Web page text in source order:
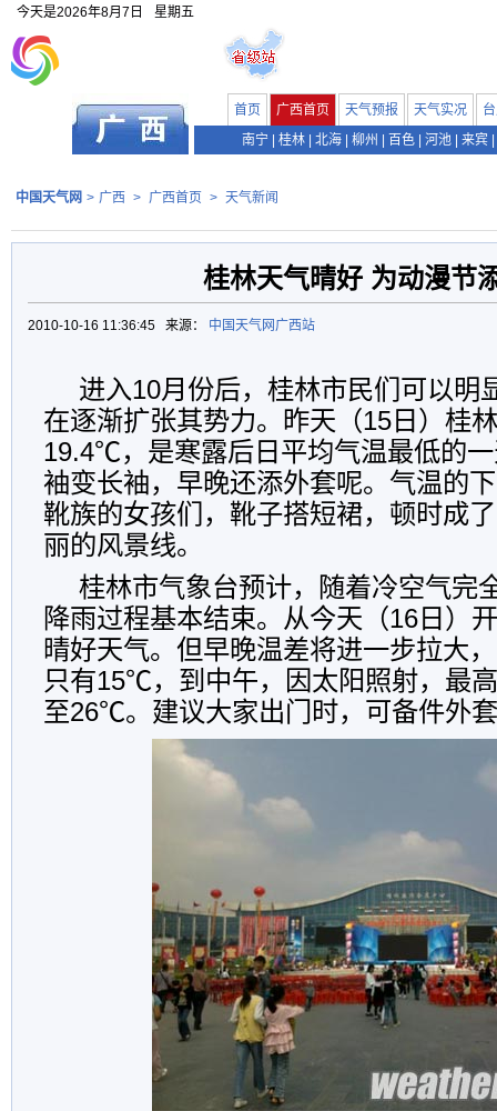
今天是2026年8月7日 星期五
首页 广西首页 天气预报 天气实况
南宁
桂林 北海 柳州 百色 河池 来宾
中国天气网 > 广西 > 广西首页 > 天气新闻
桂林天气晴好 为动漫节
2010-10-16 11:36:45 来源： 中国天气网广西站
进入10月份后，桂林市民们可以明
在逐渐扩张其势力。昨天（15日）桂
19.4℃，是寒露后日平均气温最低的
袖变长袖，早晚还添外套呢。气温的
靴族的女孩们，靴子搭短裙，顿时成
丽的风景线。
桂林市气象台预计，随着冷空气完
降雨过程基本结束。从今天（16日）
晴好天气。但早晚温差将进一步拉大
只有15℃，到中午，因太阳照射，最
至26℃。建议大家出门时，可备件外